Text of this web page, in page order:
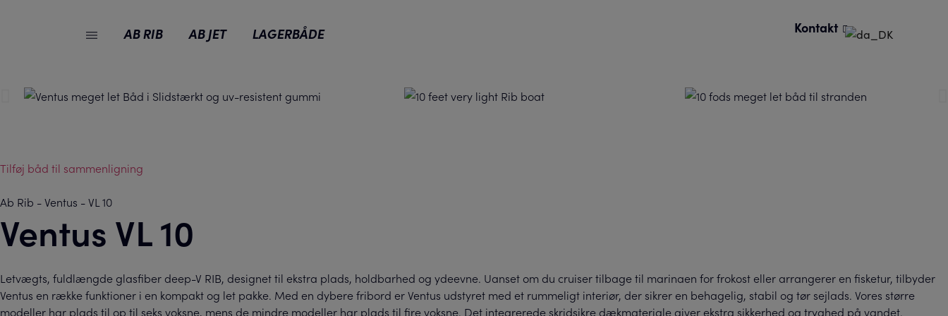
AB RIB AB JET LAGERBÅDE Kontakt
Tilføj båd til sammenligning
Ab Rib -Ventus -VL 10
Ventus VL 10
Letvægts, fuldlængde glasfiber deep-V RIB, designet til ekstra plads, holdbarhed og ydeevne. Uanset om du cruiser tilbage til marinaen for frokost eller arrangerer en fisketur, tilbyder
Ventus en række funktioner i en kompakt og let pakke. Med en dybere fribord er Ventus udstyret med et rummeligt interiør, der sikrer en behagelig, stabil og tør sejlads. Vores større
modeller har plads til op til seks voksne, mens de mindre modeller har plads til fire voksne. Det integrerede skridsikre dækmateriale giver ekstra sikkerhed og tryghed på vandet.